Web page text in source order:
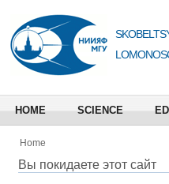
HOME SCIENCE
Home
Вы покидаете этот сайт